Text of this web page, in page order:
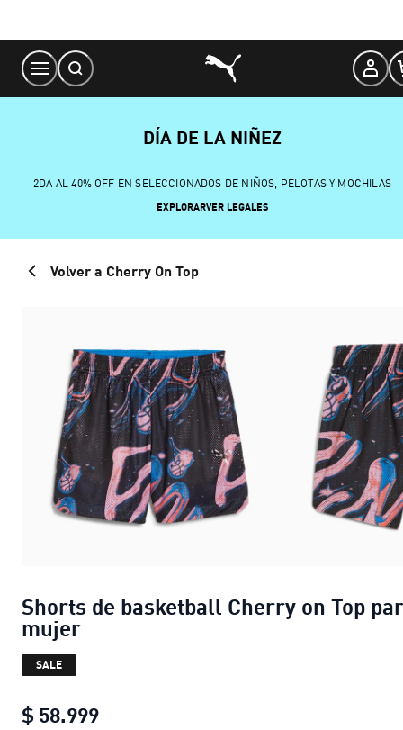
Content
DÍA DE LA NIÑEZ
2DA AL 40% OFF EN SELECCIONADOS DE NIÑOS, PELOTAS Y MOCHILAS
EXPLORARVER LEGALES
Volver a Cherry On Top
Shorts de basketball Cherry on Top
mujer
SALE
$ 58.999